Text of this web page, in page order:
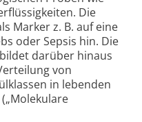
Die
Marker z. B. auf eine
oder Sepsis hin. Die
darüber hinaus
von
in lebenden